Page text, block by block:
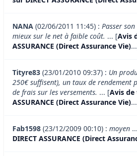
NANA (02/06/2011 11:45) : Passer
mieux sur le net à faible coût. ... [Avis
ASSURANCE (Direct Assurance Vie)
Tityre83 (23/01/2010 09:37) : Un
250€ suffisent), un taux de rendement
de frais sur les versements. ... [Avis de
ASSURANCE (Direct Assurance Vie)
Fab1598 (23/12/2009 00:10) : moyen
DIRECT ASSURANCE (Direct